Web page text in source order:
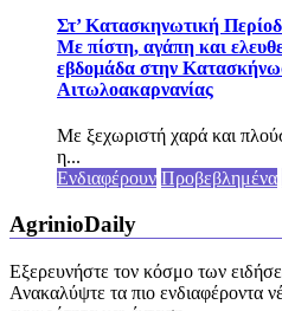
Στ’ Κατασκηνωτική
Με πίστη, αγάπη και
εβδομάδα στην
Αιτωλοακαρνανίας
Με ξεχωριστή χαρά και
η...
Ενδιαφέρουν Προβεβλημένα
AgrinioDaily
Εξερευνήστε τον κόσμο των
Ανακαλύψτε τα πιο ενδιαφέροντα